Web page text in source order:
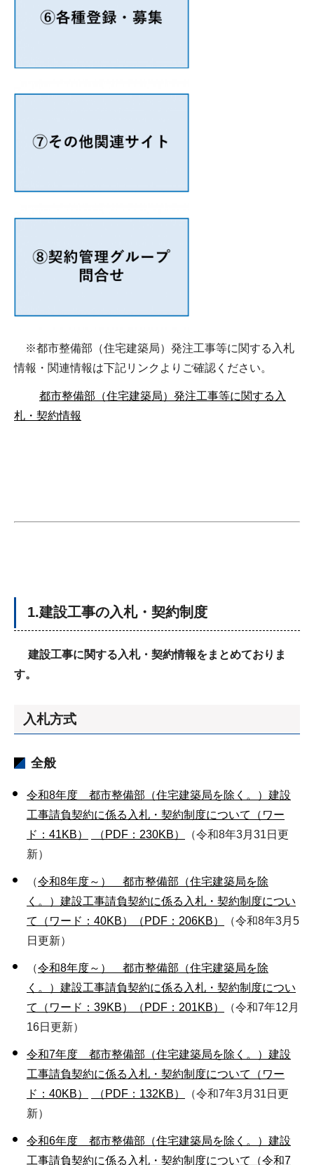
※都市整備部（住宅建築局）発注工事等に関する入札
情報・関連情報は下記リンクよりご確認ください。
都市整備部（住宅建築局）発注工事等に関する入
札・契約情報
1.建設工事の入札・契約制度
建設工事に関する入札・契約情報をまとめておりま
す。
入札方式
全般
令和8年度 都市整備部（住宅建築局を除く。）建設
工事請負契約に係る入札・契約制度について（ワー
ド：41KB）
（PDF：230KB）
（令和8年3月31日更
新）
（令和8年度～） 都市整備部（住宅建築局を除
く。）建設工事請負契約に係る入札・契約制度につい
て（ワード：40KB）
（PDF：206KB）
（令和8年3月5
日更新）
（令和8年度～） 都市整備部（住宅建築局を除
く。）建設工事請負契約に係る入札・契約制度につい
て（ワード：39KB）
（PDF：201KB）
（令和7年12月
16日更新）
令和7年度 都市整備部（住宅建築局を除く。）建設
工事請負契約に係る入札・契約制度について（ワー
ド：40KB）
（PDF：132KB）
（令和7年3月31日更
新）
令和6年度 都市整備部（住宅建築局を除く。）建設
工事請負契約に係る入札・契約制度について（令和7